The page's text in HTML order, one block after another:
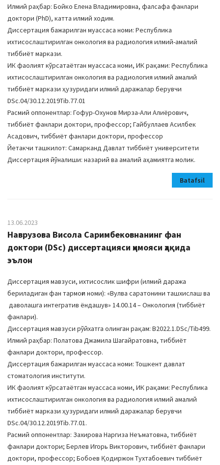
Илмий раҳбар: Бойко Елена Владимировна, фалсафа фанлари
доктори (PhD), катта илмий ходим.
Диссертация бажарилган муассаса номи: Республика
ихтисослаштирилган онкология ва радиология илмий-амалий
тиббиёт маркази.
ИК фаолият кўрсатаётган муассаса номи, ИК рақами: Республика
ихтисослаштирилган онкология ва радиология илмий амалий
тиббиёт маркази ҳузуридаги илмий даражалар берувчи
DSc.04/30.12.2019Tib.77.01
Расмий оппонентлар: Гофур-Охунов Мирза-Али Алиёрович,
тиббиёт фанлари доктори, профессор; Гайбуллаев Асилбек
Асадович, тиббиёт фанлари доктори, профессор
Йетакчи ташкилот: Самарканд Давлат тиббиёт университети
Диссертация йўналиши: назарий ва амалий аҳамиятга молик.
Batafsil
13.06.2023
Наврузова Висола Саримбековнанинг фан
доктори (DSc) диссертацияси ҳимояси ҳақида
эълон
Диссертация мавзуси, ихтисослик шифри (илмий даража
бериладиган фан тармоғи номи): «Вулва саратонини ташхислаш ва
даволашга интегратив ёндашув» 14.00.14 – Онкология (тиббиёт
фанлари).
Диссертация мавзуси рўйхатга олинган рақам: В2022.1.DSc/Tib499.
Илмий раҳбар: Полатова Джамила Шагайратовна, тиббиёт
фанлари доктори, профессор.
Диссертация бажарилган муассаса номи: Тошкент давлат
стоматология институти.
ИК фаолият кўрсатаётган муассаса номи, ИК рақами: Республика
ихтисослаштирилган онкология ва радиология илмий амалий
тиббиёт маркази ҳузуридаги илмий даражалар берувчи
DSc.04/30.12.2019Tib.77.01.
Расмий оппонентлар: Захирова Наргиза Неъматовна, тиббиёт
фанлари доктори; Берлев Игорь Викторович, тиббиёт фанлари
доктори, профессор; Бобоев Қодиржон Тухтабоевич тиббиёт